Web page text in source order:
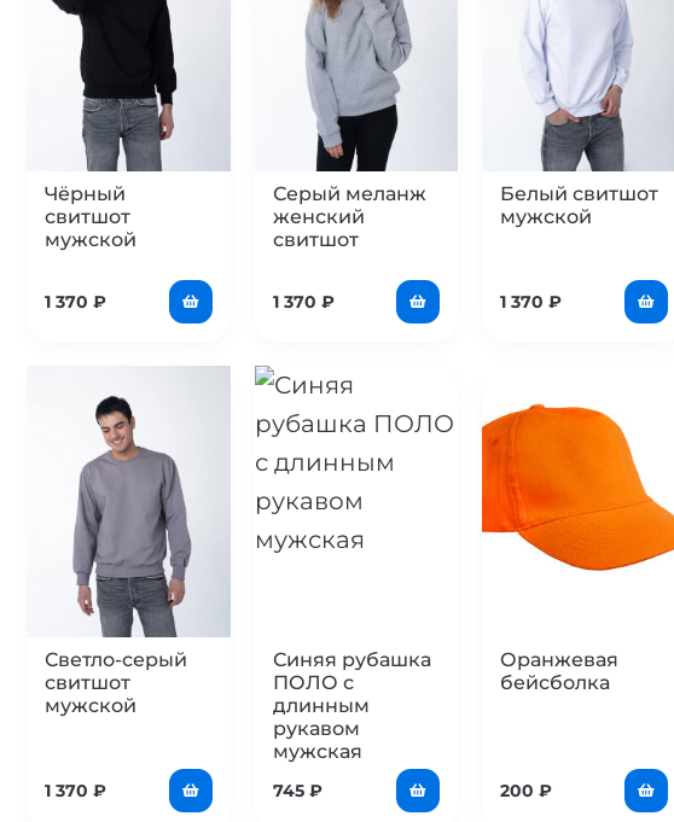
Чёрный
свитшот
мужской
1 370 ₽
Серый меланж
женский
свитшот
1 370 ₽
Белый свитшот
мужской
1 370₽
Светло-серый
свитшот
мужской
1 370 ₽
Синяя рубашка
ПОЛО с
длинным
рукавом
мужская
745 ₽
Оранжевая
бейсболка
200₽